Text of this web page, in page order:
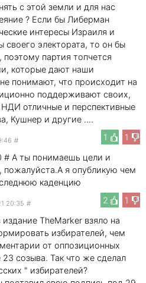
с этой земли и для нас
? Если бы Либерман
интересы Израиля и
своего электората, то он бы
партия топчется
которые дают наши
понимают, что происходит на
поддерживают своих,
отличные и перспективные
Кушнер и другие ....
1
1
#
# А ты понимаешь цели и
пожалуйста.А я опубликую чем
каденцию
2
1
20:35 #
TheMarker взяло на
избирателей, чем
от оппозиционных
23 созыва. Так что же сделал
" избирателей?